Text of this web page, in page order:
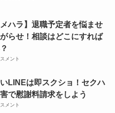
メハラ】退職予定者を悩ませ
らせ！相談はどこにすれば
メント
LINEは即スクショ！セクハ
で慰謝料請求をしよう
メント